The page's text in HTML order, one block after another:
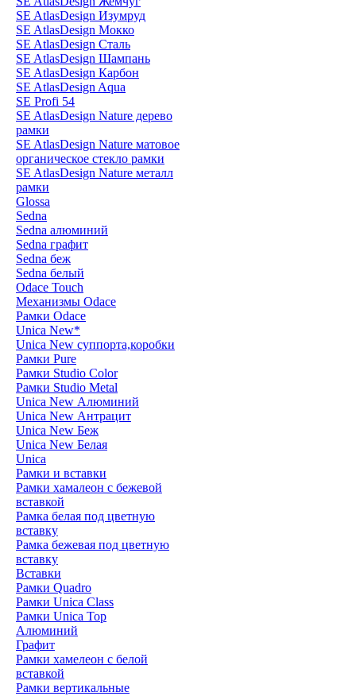
SE AtlasDesign Изумруд
SE AtlasDesign Мокко
SE AtlasDesign Сталь
SE AtlasDesign Шампань
SE AtlasDesign Карбон
SE AtlasDesign Aqua
SE Profi 54
SE AtlasDesign Nature дерево
рамки
SE AtlasDesign Nature матовое
органическое стекло рамки
SE AtlasDesign Nature металл
рамки
Glossa
Sedna
Sedna алюминий
Sedna графит
Sedna беж
Sedna белый
Odace Touch
Механизмы Odace
Рамки Odace
Unica New*
Unica New суппорта,коробки
Рамки Pure
Рамки Studio Color
Рамки Studio Metal
Unica New Алюминий
Unica New Антрацит
Unica New Беж
Unica New Белая
Unica
Рамки и вставки
Рамки хамалеон с бежевой
вставкой
Рамка белая под цветную
вставку
Рамка бежевая под цветную
вставку
Вставки
Рамки Quadro
Рамки Unica Class
Рамки Unica Top
Алюминий
Графит
Рамки хамелеон с белой
вставкой
Рамки вертикальные